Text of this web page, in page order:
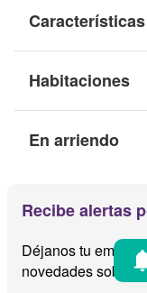
Características
Habitaciones
En arriendo
Recibe alertas
Déjanos tu email y
novedades sobre